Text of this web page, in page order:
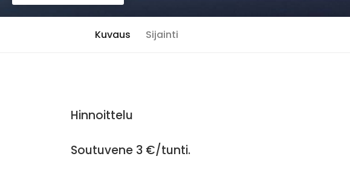
Kuvaus Sijainti
Hinnoittelu
Soutuvene 3 €/tunti.